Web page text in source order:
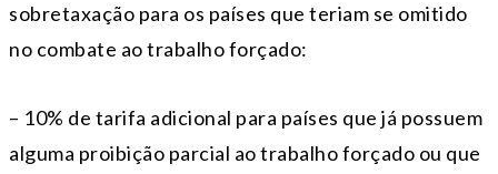
sobretaxação para os países que teriam se omitido
no combate ao trabalho forçado:
– 10% de tarifa adicional para países que já possuem
alguma proibição parcial ao trabalho forçado ou que